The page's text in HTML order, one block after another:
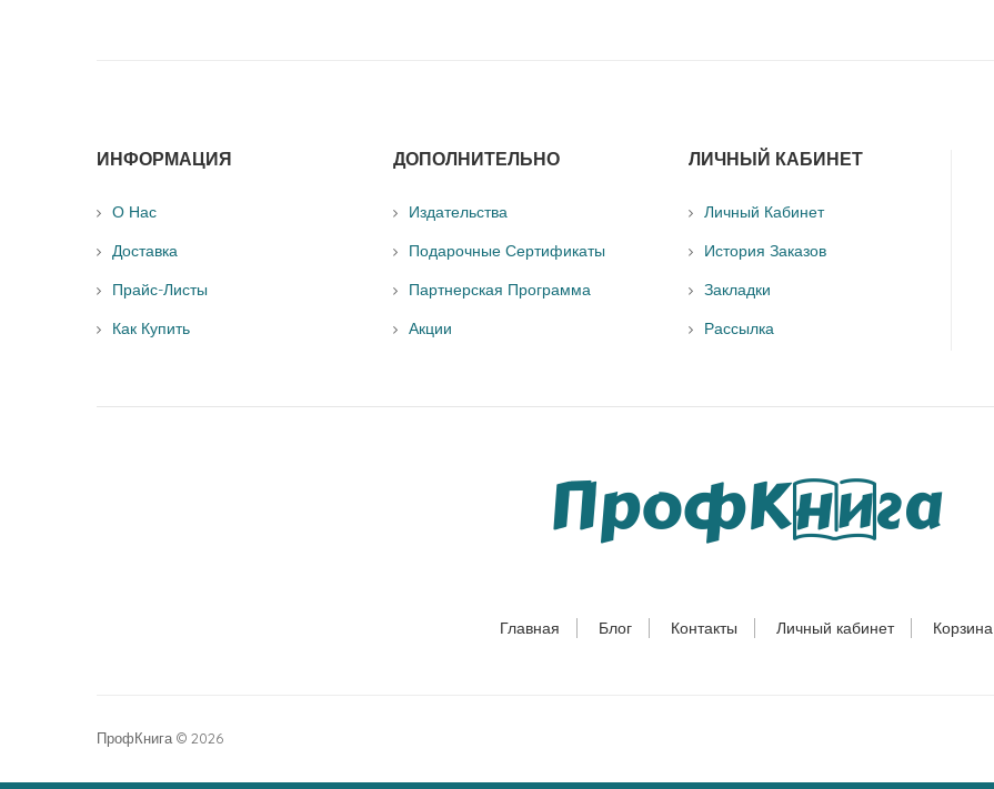
ИНФОРМАЦИЯ
О Нас
Доставка
Прайс-Листы
Как Купить
ДОПОЛНИТЕЛЬНО
Издательства
Подарочные Сертификаты
Партнерская Программа
Акции
ЛИЧНЫЙ КАБИНЕТ
Личный Кабинет
История Заказов
Закладки
Рассылка
Главная Блог Контакты Личный кабинет Корзина
ПрофКнига © 2026